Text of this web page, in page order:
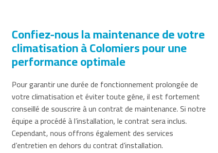
Confiez-nous la maintenance de votre
climatisation à Colomiers pour une
performance optimale
Pour garantir une durée de fonctionnement prolongée de
votre climatisation et éviter toute gêne, il est fortement
conseillé de souscrire à un contrat de maintenance. Si notre
équipe a procédé à l’installation, le contrat sera inclus.
Cependant, nous offrons également des services
d’entretien en dehors du contrat d’installation.